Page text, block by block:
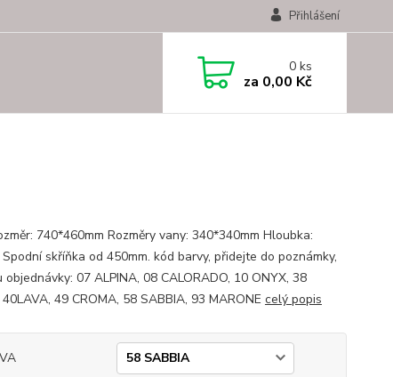
Přihlášení
0ks
za 0,00 Kč
740*460mm Rozměry vany: 340*340mm Hloubka:
Spodní skříňka od 450mm. kód barvy, přidejte do poznámky,
objednávky: 07 ALPINA, 08 CALORADO, 10 ONYX, 38
40LAVA, 49 CROMA, 58 SABBIA, 93 MARONE celý popis